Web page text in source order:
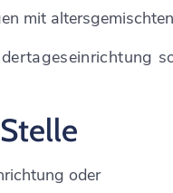
mit
oder